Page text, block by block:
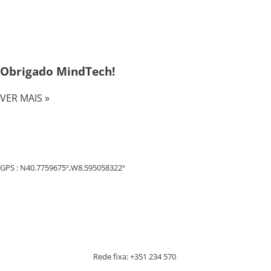
Obrigado MindTech!
VER MAIS »
GPS : N40.7759675º,W8.595058322º
Rede fixa: +351 234 570